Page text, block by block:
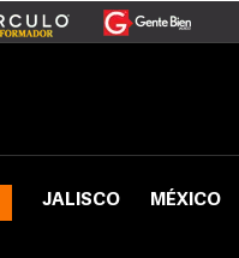
JALISCO MÉXICO